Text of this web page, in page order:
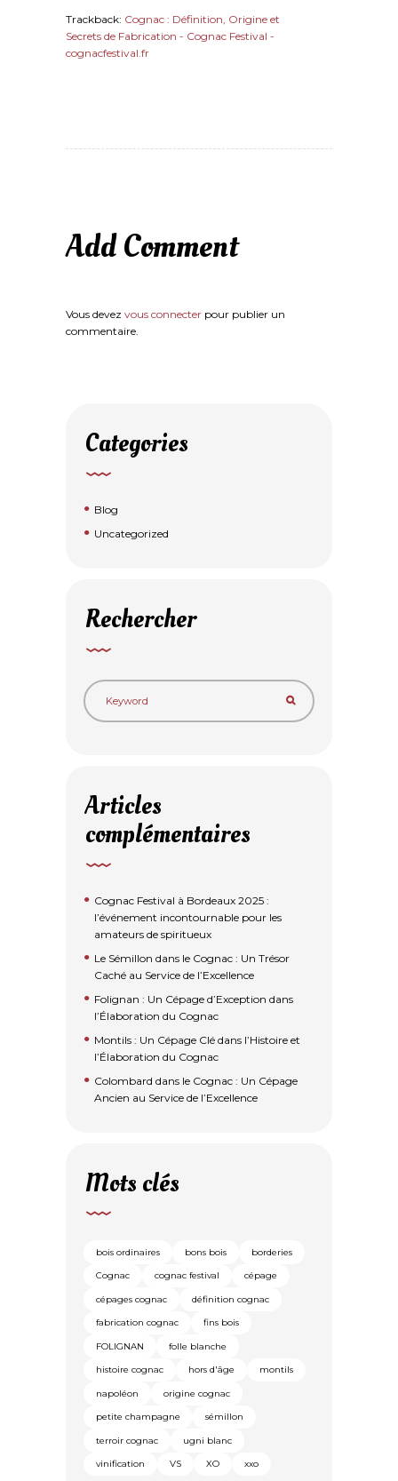
Trackback: Cognac : Définition, Origine et
Secrets de Fabrication - Cognac Festival -
cognacfestival.fr
Add Comment
Vous devez vous connecter pour publier un
commentaire.
Categories
Blog
Uncategorized
Rechercher
Articles
complémentaires
Cognac Festival à Bordeaux 2025 :
l’événement incontournable pour les
amateurs de spiritueux
Le Sémillon dans le Cognac : Un Trésor
Caché au Service de l’Excellence
Folignan : Un Cépage d’Exception dans
l’Élaboration du Cognac
Montils : Un Cépage Clé dans l’Histoire et
l’Élaboration du Cognac
Colombard dans le Cognac : Un Cépage
Ancien au Service de l’Excellence
Mots clés
bois ordinaires bons bois borderies
Cognac cognac festival cépage
cépages cognac définition cognac
fabrication cognac fins bois
FOLIGNAN folle blanche
histoire cognac hors d'âge montils
napoléon origine cognac
petite champagne sémillon
terroir cognac ugni blanc
vinification VS XO xxo